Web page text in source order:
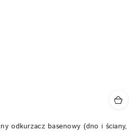
odkurzacz basenowy (dno i ściany,